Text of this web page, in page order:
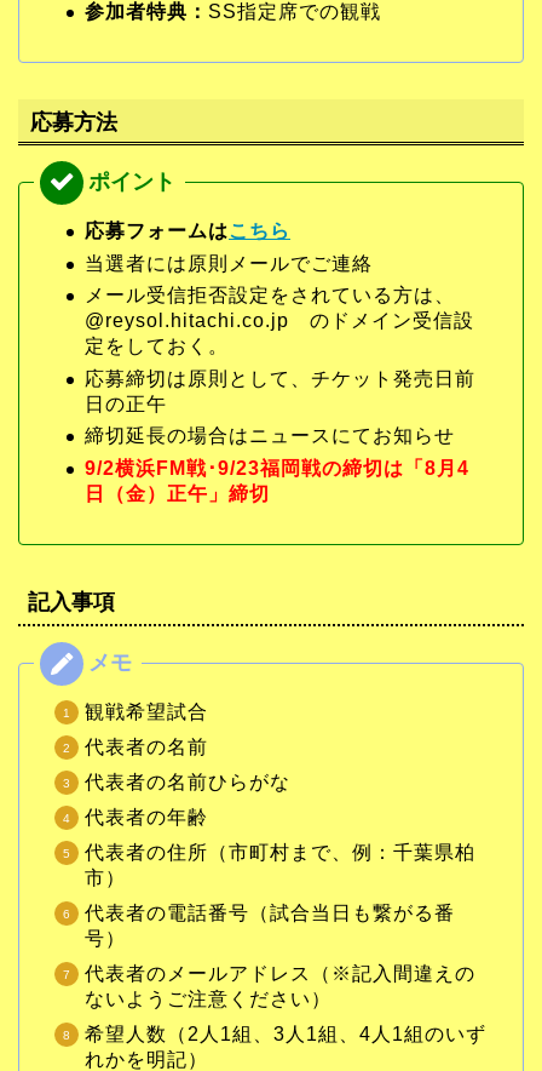
参加者特典： SS指定席での観戦
応募方法
応募フォームはこちら
当選者には原則メールでご連絡
メール受信拒否設定をされている方は、
@reysol.hitachi.co.jp のドメイン受信設
定をしておく。
応募締切は原則として、チケット発売日前
日の正午
締切延長の場合はニュースにてお知らせ
9/2横浜FM戦･9/23福岡戦の締切は「8月4
日（金）正午」締切
記入事項
観戦希望試合
代表者の名前
代表者の名前ひらがな
代表者の年齢
代表者の住所（市町村まで、例：千葉県柏
市）
代表者の電話番号（試合当日も繋がる番
号）
代表者のメールアドレス（※記入間違えの
ないようご注意ください）
希望人数（2人1組、3人1組、4人1組のいず
れかを明記）